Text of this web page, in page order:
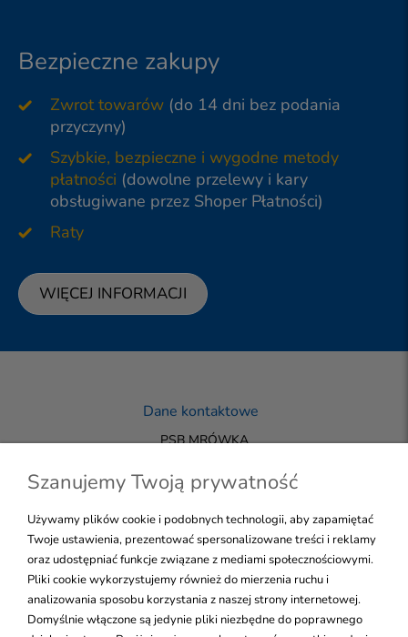
Bezpieczne zakupy
Zwrot towarów (do 14 dni bez podania
przyczyny)
Szybkie, bezpieczne i wygodne metody
płatności (dowolne przelewy i kary
obsługiwane przez Shoper Płatności)
Raty
WIĘCEJ INFORMACJI
Dane kontaktowe
PSB MRÓWKA
+48 723 144 455
biuro@mrowka-sklepdt.pl
NALEŻYMY DO GRUPY PSB
WSZELKIE PRAWA ZASTRZEŻONE
Szanujemy Twoją prywatność
Używamy plików cookie i podobnych technologii, aby zapamiętać
Twoje ustawienia, prezentować spersonalizowane treści i reklamy
oraz udostępniać funkcje związane z mediami społecznościowymi.
Pliki cookie wykorzystujemy również do mierzenia ruchu i
analizowania sposobu korzystania z naszej strony internetowej.
Domyślnie włączone są jedynie pliki niezbędne do poprawnego